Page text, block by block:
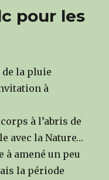
pour les
de la pluie
à
à l’abris de
avec la Nature…
à amené un peu
la période